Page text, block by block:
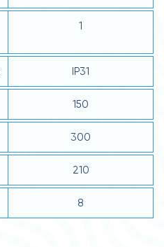
1
IP31
150
300
210
8